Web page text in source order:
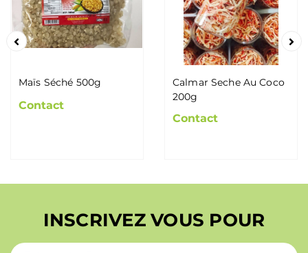
Maïs Séché 500g
Contact
Calmar Seche Au Coco
200g
Contact
INSCRIVEZ VOUS POUR